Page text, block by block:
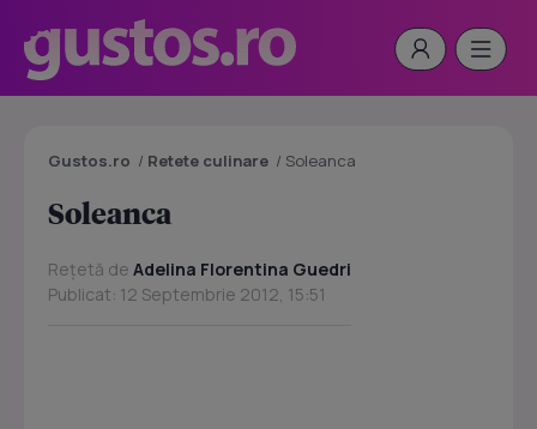
Gustos.ro / Retete culinare / Soleanca
Soleanca
Rețetă de Adelina Florentina Guedri
Publicat: 12 Septembrie 2012, 15:51